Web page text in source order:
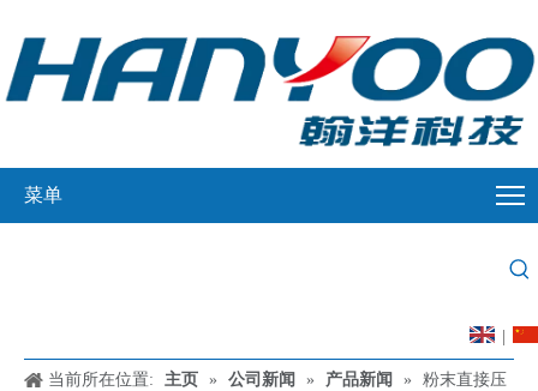
菜单
当前所在位置: 主页 » 公司新闻 » 产品新闻 » 粉末直接压